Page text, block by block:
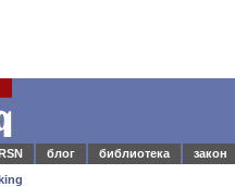
блог библиотека закон